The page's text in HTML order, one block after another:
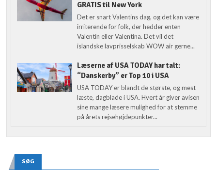
GRATIS til New York
Det er snart Valentins dag, og det kan være
irriterende for folk, der hedder enten
Valentin eller Valentina. Det vil det
islandske lavprisselskab WOW air gerne...
Læserne af USA TODAY har talt:
“Danskerby” er Top 10 i USA
USA TODAY er blandt de største, og mest
læste, dagblade i USA. Hvert år giver avisen
sine mange læsere mulighed for at stemme
på årets rejsehøjdepunkter...
SØG